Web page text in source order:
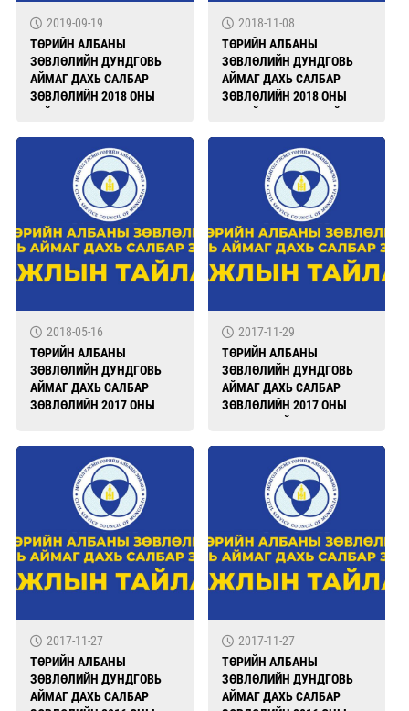
2019-09-19
ТӨРИЙН АЛБАНЫ
ЗӨВЛӨЛИЙН ДУНДГОВЬ
АЙМАГ ДАХЬ САЛБАР
ЗӨВЛӨЛИЙН 2018 ОНЫ
2018-11-08
ТӨРИЙН АЛБАНЫ
ЗӨВЛӨЛИЙН ДУНДГОВЬ
АЙМАГ ДАХЬ САЛБАР
ЗӨВЛӨЛИЙН 2018 ОНЫ
2018-05-16
ТӨРИЙН АЛБАНЫ
ЗӨВЛӨЛИЙН ДУНДГОВЬ
АЙМАГ ДАХЬ САЛБАР
ЗӨВЛӨЛИЙН 2017 ОНЫ
2017-11-29
ТӨРИЙН АЛБАНЫ
ЗӨВЛӨЛИЙН ДУНДГОВЬ
АЙМАГ ДАХЬ САЛБАР
ЗӨВЛӨЛИЙН 2017 ОНЫ
2017-11-27
ТӨРИЙН АЛБАНЫ
ЗӨВЛӨЛИЙН ДУНДГОВЬ
АЙМАГ ДАХЬ САЛБАР
2017-11-27
ТӨРИЙН АЛБАНЫ
ЗӨВЛӨЛИЙН ДУНДГОВЬ
АЙМАГ ДАХЬ САЛБАР